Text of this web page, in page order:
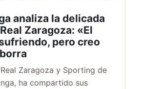
analiza la delicada
Zaragoza: «El
pero creo
Zaragoza y Sporting de
ha compartido sus